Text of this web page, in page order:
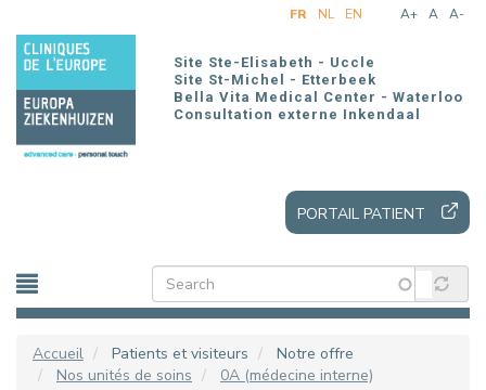
au
contenu
A+ A A-
FR NL EN
Site Ste-Elisabeth - Uccle
Site St-Michel - Etterbeek
Bella Vita Medical Center - Waterloo
Consultation externe Inkendaal
PORTAIL PATIENT
Accueil Patients et visiteurs
Notre offre
Nos unités de soins
0A (médecine interne)